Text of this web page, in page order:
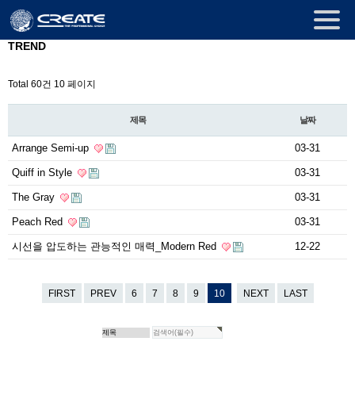
TREND
Total 60건 10 페이지
제목 날짜
Arrange Semi-up 03-31
Quiff in Style 03-31
The Gray 03-31
Peach Red 03-31
시선을 압도하는 관능적인 매력_Modern Red 12-22
FIRST PREV 6 7 8 9 10 NEXT LAST